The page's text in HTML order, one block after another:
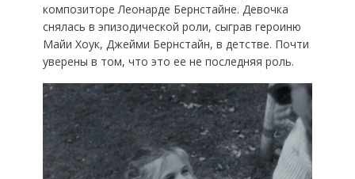
композиторе Леонарде Бернстайне. Девочка
снялась в эпизодической роли, сыграв героиню
Майи Хоук, Джейми Бернстайн, в детстве. Почти
уверены в том, что это ее не последняя роль.